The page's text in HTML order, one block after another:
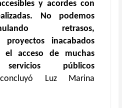
y acordes con
No podemos
retrasos,
inacabados
el acceso de muchas
públicos
Luz Marina